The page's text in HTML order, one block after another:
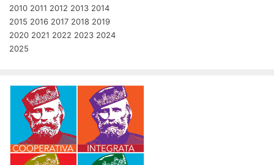
2010 2011 2012 2013 2014
2015 2016 2017 2018 2019
2020 2021 2022 2023 2024
2025